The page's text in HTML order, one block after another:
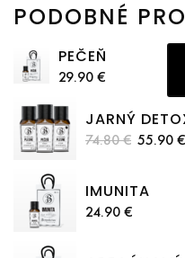
PODOBNÉ
PEČEŇ
29.90 €
JARNÝ
74.80 € 55.90 €
IMUNITA
24.90 €